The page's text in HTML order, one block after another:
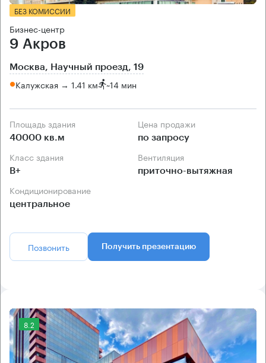
БЕЗ КОМИССИИ
Бизнес-центр
9 Акров
Москва, Научный проезд, 19
Калужская → 1.41 км ~14 мин
Площадь здания
40000 кв.м
Цена продажи
по запросу
Класс здания
B+
Вентиляция
приточно-вытяжная
Кондиционирование
центральное
Позвонить Получить презентацию
8.2